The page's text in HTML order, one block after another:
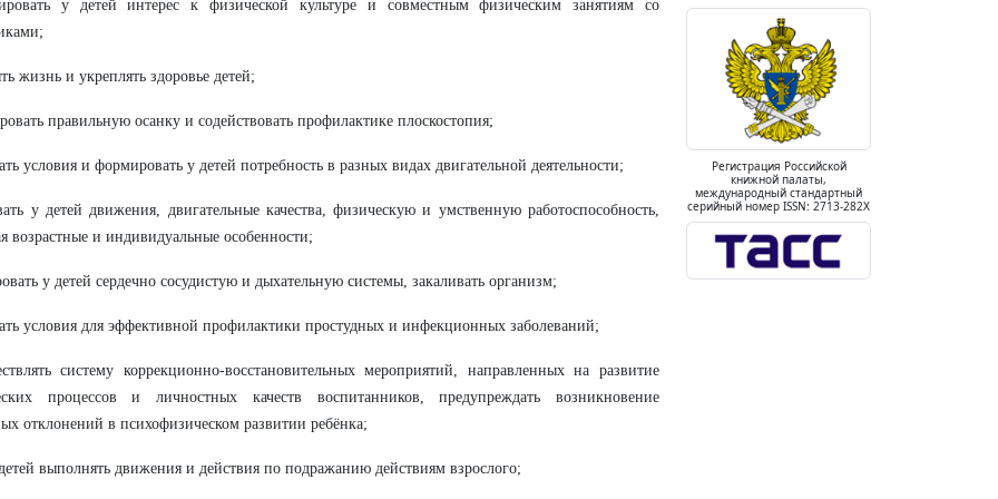
у детей интерес к физической культуре и совместным физическим занятиям со
жизнь и укреплять здоровье детей;
правильную осанку и содействовать профилактике плоскостопия;
условия и формировать у детей потребность в разных видах двигательной деятельности;
у детей движения, двигательные качества, физическую и умственную работоспособность,
возрастные и индивидуальные особенности;
у детей сердечно сосудистую и дыхательную системы, закаливать организм;
условия для эффективной профилактики простудных и инфекционных заболеваний;
систему коррекционно-восстановительных мероприятий, направленных на развитие
процессов и личностных качеств воспитанников, предупреждать возникновение
отклонений в психофизическом развитии ребёнка;
выполнять движения и действия по подражанию действиям взрослого;
Регистрация Российской
книжной палаты,
международный стандартный
серийный номер ISSN: 2713-282X